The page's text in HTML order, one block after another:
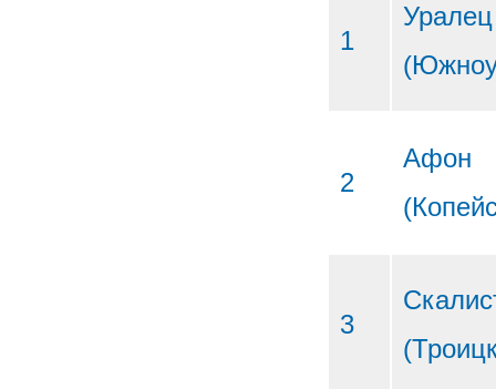
1
Уралец
2
Афон
3